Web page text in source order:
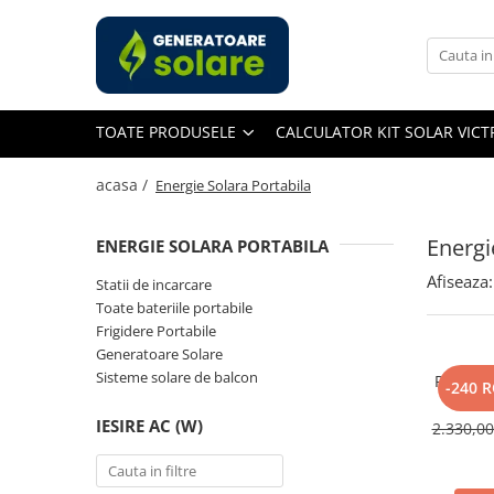
Toate Produsele
Cauta dupa capacitate
Intre 1000-2000W
Peste 3000W
Cauta dupa marca
TOATE PRODUSELE CALCULATOR KIT SOLAR
acasa / Energie Solara Portabila
ENERGIE SOLARA PORTABILA
Statii de incarcare
Toate bateriile portabile
Frigidere Portabile
Generatoare Solare
Sisteme solare de balcon
IESIRE AC (W)
Afiseaza:
-240
Panou